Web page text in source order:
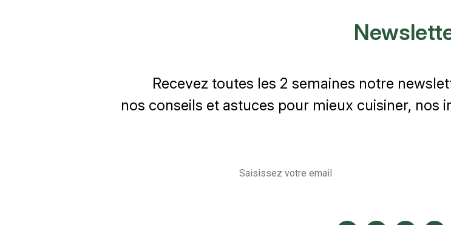
Recevez toutes les 2 semaines notre
nos conseils et astuces pour mieux cuisiner, nos